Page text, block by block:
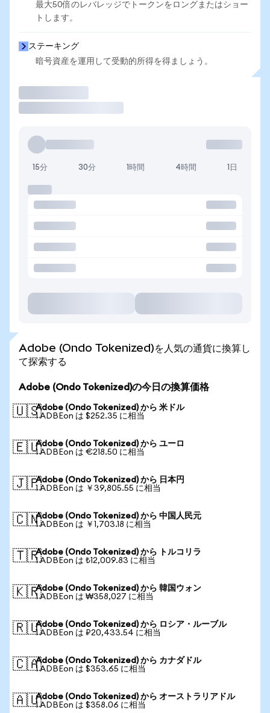
最大50倍のレバレッジでトークンをロングまたはショー
トします。
ステーキング
暗号資産を運用して受動的所得を得ましょう。
15分 30分 1時間 4時間 1日
Adobe (Ondo Tokenized)を人気の通貨に換算し
て探索する
Adobe (Ondo Tokenized)の今日の換算価格
🇺🇸Adobe (Ondo Tokenized) から 米ドル
1 ADBEon は $252.35 に相当
🇪🇺Adobe (Ondo Tokenized) から ユーロ
1 ADBEon は €218.50 に相当
🇯🇵Adobe (Ondo Tokenized) から 日本円
1 ADBEon は ￥39,805.55 に相当
🇨🇳Adobe (Ondo Tokenized) から 中国人民元
1 ADBEon は ￥1,703.18 に相当
🇹🇷Adobe (Ondo Tokenized) から トルコリラ
1 ADBEon は ₺12,009.83 に相当
🇰🇷Adobe (Ondo Tokenized) から 韓国ウォン
1 ADBEon は ₩358,027 に相当
🇷🇺Adobe (Ondo Tokenized) から ロシア・ルーブル
1 ADBEon は ₽20,433.54 に相当
🇨🇦Adobe (Ondo Tokenized) から カナダドル
1 ADBEon は $353.65 に相当
🇦🇺Adobe (Ondo Tokenized) から オーストラリアドル
1 ADBEon は $358.06 に相当